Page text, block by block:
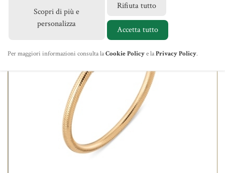
NEWS
CONTATTI
Scopri di più e
personalizza
Rifiuta tutto
Accetta tutto
Per maggiori informazioni consulta laCookie Policye laPrivacy Policy.